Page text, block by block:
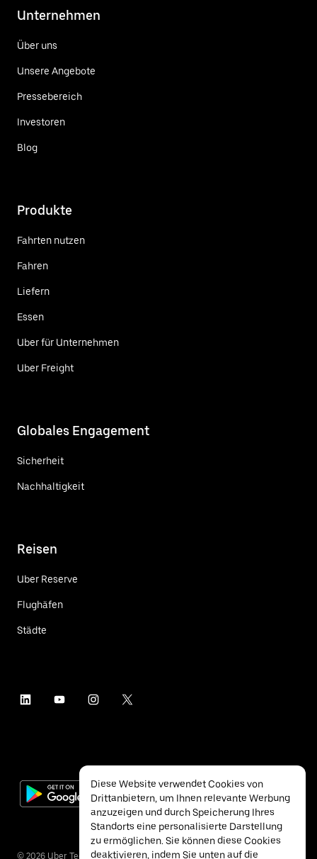
Unternehmen
Über uns
Unsere Angebote
Pressebereich
Investoren
Blog
Produkte
Fahrten nutzen
Fahren
Liefern
Essen
Uber für Unternehmen
Uber Freight
Globales Engagement
Sicherheit
Nachhaltigkeit
Reisen
Uber Reserve
Flughäfen
Städte
© 2026 Uber Technologies Inc.
Diese Website verwendet Cookies von
Drittanbietern, um Ihnen relevante Werbung
anzuzeigen und durch Speicherung Ihres
Standorts eine personalisierte Darstellung
zu ermöglichen. Sie können diese Cookies
deaktivieren, indem Sie unten auf die